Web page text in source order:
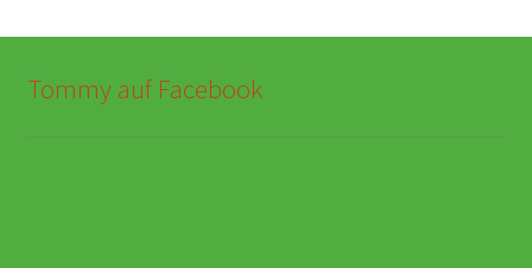
Tommy auf Facebook